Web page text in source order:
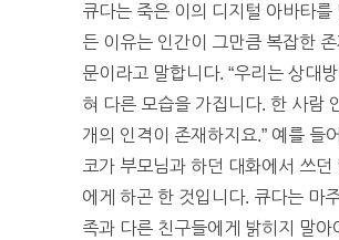
큐다는 죽은 이의 디지털 아바타를
든 이유는 인간이 그만큼 복잡한 존
문이라고 말합니다. “우리는 상대
혀 다른 모습을 가집니다. 한 사람
개의 인격이 존재하지요.” 예를 들
코가 부모님과 하던 대화에서 쓰던
에게 하곤 한 것입니다. 큐다는 마
족과 다른 친구들에게 밝히지 말아